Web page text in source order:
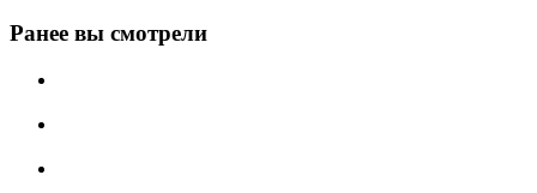
Ранее вы смотрели